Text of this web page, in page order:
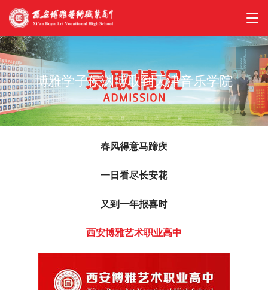
博雅学子侯渊博取到天津音乐学院
春风得意马蹄疾
一日看尽长安花
又到一年报喜时
西安博雅艺术职业高中